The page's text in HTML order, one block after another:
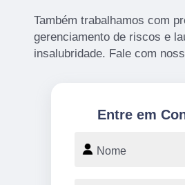
Também trabalhamos com
gerenciamento de riscos e
insalubridade. Fale com
Entre em